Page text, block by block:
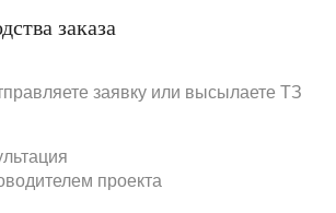
заказа
заявку или высылаете ТЗ
проекта